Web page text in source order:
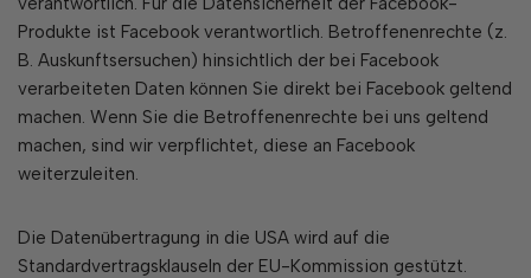
Produkte ist Facebook verantwortlich. Betroffenenrechte (z.
B. Auskunftsersuchen) hinsichtlich der bei Facebook
verarbeiteten Daten können Sie direkt bei Facebook geltend
machen. Wenn Sie die Betroffenenrechte bei uns geltend
machen, sind wir verpflichtet, diese an Facebook
weiterzuleiten.
Die Datenübertragung in die USA wird auf die
Standardvertragsklauseln der EU-Kommission gestützt.